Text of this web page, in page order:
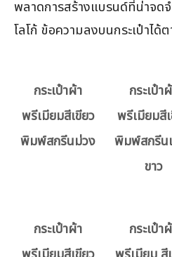
พลาดการสร้างแบรนด์ที่น่าจด
โลโก้ ข้อความลงบนกระเป๋าได้
กระเป๋าผ้า
พรีเมียมสีเขียว
พิมพ์สกรีนม่วง
กระเป๋า
พรีเมียมสี
พิมพ์สกรีน
ขาว
กระเป๋าผ้า
กระเป๋า